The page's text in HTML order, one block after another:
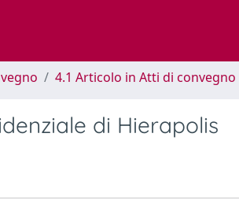
4.1 Articolo in Atti di convegno
di Hierapolis